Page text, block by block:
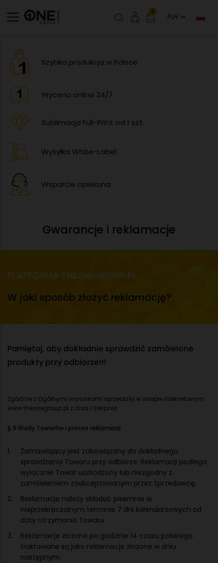
0
PLN
Szybka produkcja w Polsce
Wycena online 24/7
Sublimacja Full-Print od 1 szt.
Wysyłka White-Label
Wsparcie opiekuna
Gwarancje i reklamacje
PLATFORMA THEONEGROUP.PL
W jaki sposób złożyć reklamację?
Pamiętaj, aby dokładnie sprawdzić zamówione
produkty przy odbiorze!!!
Zgodnie z Ogólnymi warunkami sprzedaży w sklepie internetowym
www.theonegroup.pl z dnia 1 sierpnia:
§ 9 Wady Towarów i proces reklamacji
Zamawiający jest zobowiązany do dokładnego
sprawdzenia Towaru przy odbiorze. Reklamacji podlega
wyłącznie Towar uszkodzony lub niezgodny z
zamówieniem zaakceptowanym przez Sprzedawcę.
Reklamacje należy składać pisemnie w
nieprzekraczalnym terminie 7 dni kalendarzowych od
daty otrzymania Towaru.
Reklamacje złożone po godzinie 14 czasu polskiego
traktowane są jako reklamacje złożone w dniu
następnym.